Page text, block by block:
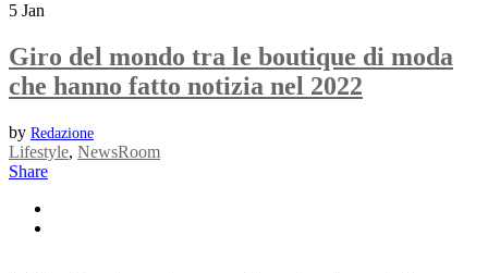
5 Jan
Giro del mondo tra le boutique di moda
che hanno fatto notizia nel 2022
by Redazione
Lifestyle, NewsRoom
Share